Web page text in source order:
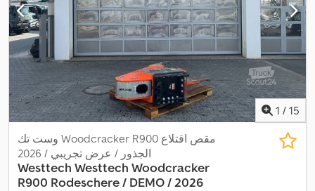
1 / 15
وست تك Woodcracker R900 مقص اقتلاع
الجذور / عرض تجريبي / 2026
Westtech Westtech Woodcracker
R900 Rodeschere / DEMO / 2026